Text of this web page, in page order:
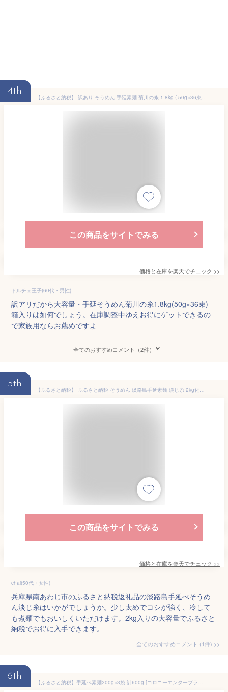
4th
【ふるさと納税】 訳あり そうめん 手延素麺 菊川の糸 1.8kg ( 50g×36束 ) ソーメン にゅうめん にも お取り寄せグルメ 下関 山口 お中元 お歳暮 夏 ギフト 贈り物 贈答 内祝い 結婚内祝い 出産内祝い お返し 父の日 プレゼント お手軽 お祝い 簡単 調理 夏 夏休み お盆
この商品をサイトでみる
価格と在庫を楽天でチェック >>
ドルチェ王子(60代・男性)
訳アリだから大容量・手延そうめん菊川の糸1.8kg(50g×36束)
箱入りは如何でしょう。在庫調整中ゆえお得にゲットできるの
で家族用ならお薦めですよ
全てのおすすめコメント（2件）
5th
【ふるさと納税】 ふるさと納税 そうめん 淡路島手延素麺 淡じ糸 2kg化粧箱
この商品をサイトでみる
価格と在庫を楽天でチェック >>
chai(50代・女性)
兵庫県南あわじ市のふるさと納税返礼品の淡路島手延べそうめ
ん淡じ糸はいかがでしょうか。少し太めでコシが強く、冷して
も煮麺でもおいしくいただけます。2kg入りの大容量でふるさと
納税でお得に入手できます。
全てのおすすめコメント (1件) >
6th
【ふるさと納税】手延べ素麺200g×3袋 計600g [コロニーエンタープライズ 長崎県 雲仙市 item1310] 麺 そうめん 素麺 手延 手延そうめん 雲仙 レビューキャンペーン